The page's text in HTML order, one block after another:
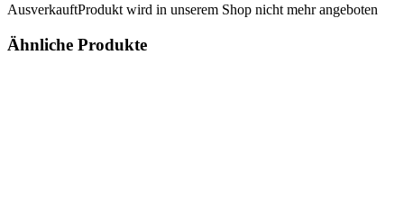
AusverkauftProdukt wird in unserem Shop nicht mehr angeboten
Ähnliche Produkte